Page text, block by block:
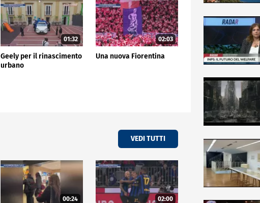
01:32
Geely per il rinascimento
urbano
02:03
Una nuova Fiorentina
VEDI TUTTI
00:24 02:00